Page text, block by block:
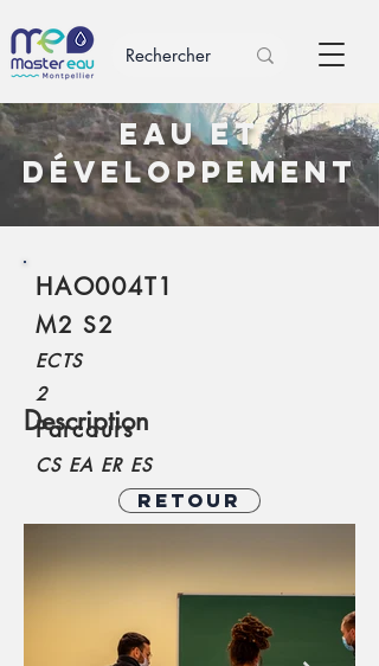
Eau et
Développement
HAO004T1
M2 S2
ECTS
2
Parcours
CS EA ER ES
Retour
Description